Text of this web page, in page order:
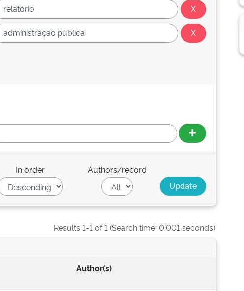
In order Authors/record
Results 1-1 of 1 (Search time: 0.001 seconds).
Author(s)